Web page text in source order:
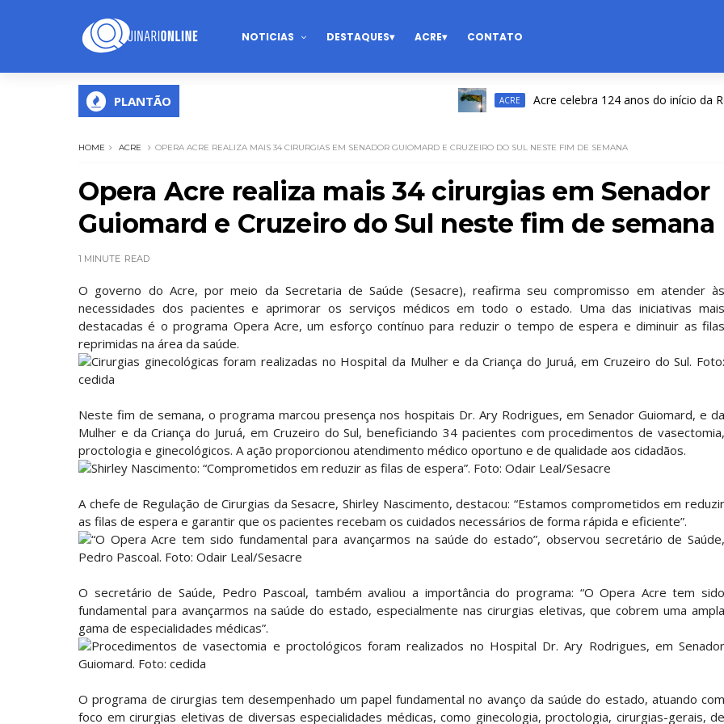
NOTICIAS DESTAQUES ACRE CONTATO
PLANTÃO ACRE Acre celebra 124 anos do início da
HOME ACRE OPERA ACRE REALIZA MAIS 34 CIRURGIAS EM SENADOR GUIOMARD E CRUZEIRO DO SUL NESTE FIM DE SEMANA
Opera Acre realiza mais 34 cirurgias em Senador
Guiomard e Cruzeiro do Sul neste fim de semana
1 MINUTE READ
O governo do Acre, por meio da Secretaria de Saúde (Sesacre), reafirma seu compromisso em atender às
necessidades dos pacientes e aprimorar os serviços médicos em todo o estado. Uma das iniciativas mais
destacadas é o programa Opera Acre, um esforço contínuo para reduzir o tempo de espera e diminuir as filas
reprimidas na área da saúde.
Cirurgias ginecológicas foram realizadas no Hospital da Mulher e da Criança do Juruá, em Cruzeiro do Sul. Foto:
cedida
Neste fim de semana, o programa marcou presença nos hospitais Dr. Ary Rodrigues, em Senador Guiomard, e da
Mulher e da Criança do Juruá, em Cruzeiro do Sul, beneficiando 34 pacientes com procedimentos de vasectomia,
proctologia e ginecológicos. A ação proporcionou atendimento médico oportuno e de qualidade aos cidadãos.
Shirley Nascimento: “Comprometidos em reduzir as filas de espera”. Foto: Odair Leal/Sesacre
A chefe de Regulação de Cirurgias da Sesacre, Shirley Nascimento, destacou: “Estamos comprometidos em reduzir
as filas de espera e garantir que os pacientes recebam os cuidados necessários de forma rápida e eficiente”.
“O Opera Acre tem sido fundamental para avançarmos na saúde do estado”, observou secretário de Saúde,
Pedro Pascoal. Foto: Odair Leal/Sesacre
O secretário de Saúde, Pedro Pascoal, também avaliou a importância do programa: “O Opera Acre tem sido
fundamental para avançarmos na saúde do estado, especialmente nas cirurgias eletivas, que cobrem uma ampla
gama de especialidades médicas”.
Procedimentos de vasectomia e proctológicos foram realizados no Hospital Dr. Ary Rodrigues, em Senador
Guiomard. Foto: cedida
O programa de cirurgias tem desempenhado um papel fundamental no avanço da saúde do estado, atuando com
foco em cirurgias eletivas de diversas especialidades médicas, como ginecologia, proctologia, cirurgias-gerais, de